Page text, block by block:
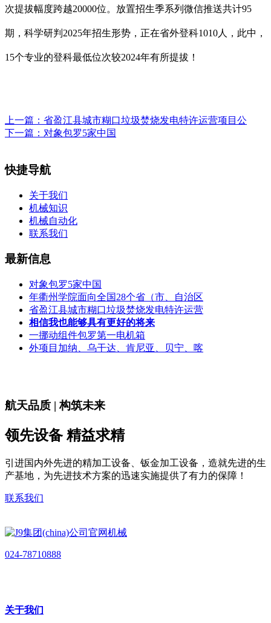
次提拔幅度跨越20000位。放置招生季系列微信推送共计95
期，科学研判2025年招生形势，正在省外登科1010人，此中，
15个专业的登科最低位次较2024年有所提拔！
上一篇： 省盈江县城市糊口垃圾焚烧发电特许运营项目公
下一篇： 对象包罗5家中国
快捷导航
关于我们
机械知识
机械自动化
联系我们
最新信息
对象包罗5家中国
年衢州学院面向全国28个省（市、自治区
省盈江县城市糊口垃圾焚烧发电特许运营
相信我也能够具有更好的将来
一挪动组件包罗第一电机箱
外项目加纳、乌干达、肯尼亚、贝宁、喀
航天品质 | 构筑未来
领先设备 精益求精
引进国内外先进的精加工设备、钣金加工设备，造就先进的生
产基地，为先进技术方案的迅速实施提供了有力的保障！
联系我们
024-78710888
关于我们